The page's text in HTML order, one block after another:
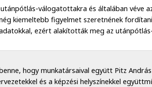
válogatottakra és általában véve
kiemeltebb figyelmet szeretnének
ezért alakították meg az
hogy munkatársaival együtt Pitz
és a képzési helyszínekkel